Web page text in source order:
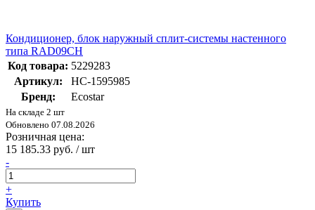
Кондиционер, блок наружный сплит-системы настенного
типа RAD09CH
Код товара: 5229283
Артикул:
НС-1595985
Бренд:
Ecostar
На складе 2 шт
Обновлено 07.08.2026
Розничная цена:
15 185.33 руб. / шт
-
+
Купить